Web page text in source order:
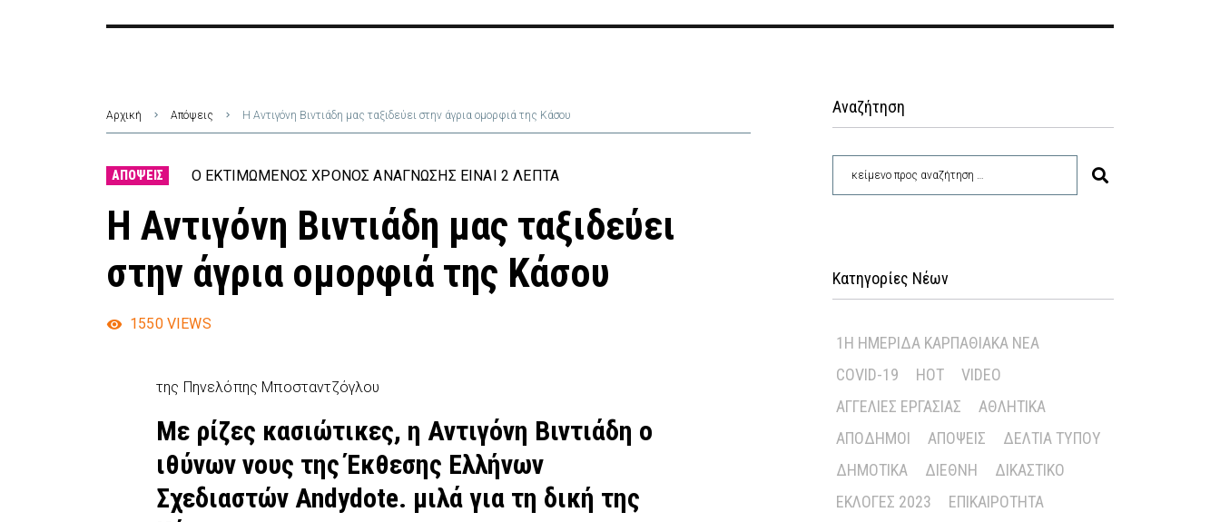
Αρχική Απόψεις Η Αντιγόνη Βιντιάδη μας ταξιδεύει στην άγρια ομορφιά της Κάσου
ΑΠΌΨΕΙΣ Ο ΕΚΤΙΜΏΜΕΝΟΣ ΧΡΌΝΟΣ ΑΝΆΓΝΩΣΗΣ ΕΊΝΑΙ 2 ΛΕΠΤΆ
Η Αντιγόνη Βιντιάδη μας ταξιδεύει
στην άγρια ομορφιά της Κάσου
1550 VIEWS
της Πηνελόπης Μποσταντζόγλου
Με ρίζες κασιώτικες, η Αντιγόνη Βιντιάδη ο
ιθύνων νους της Έκθεσης Ελλήνων
Σχεδιαστών Andydote. μιλά για τη δική της
Αναζήτηση
Κατηγορίες Νέων
1Η ΗΜΕΡΊΔΑ ΚΑΡΠΑΘΙΑΚΆ ΝΈΑ
COVID-19
HOT
VIDEO
ΑΓΓΕΛΊΕΣ ΕΡΓΑΣΊΑΣ
ΑΘΛΗΤΙΚΆ
ΑΠΌΔΗΜΟΙ
ΑΠΌΨΕΙΣ
ΔΕΛΤΊΑ ΤΎΠΟΥ
ΔΗΜΟΤΙΚΆ
ΔΙΕΘΝΉ
ΔΙΚΑΣΤΙΚΌ
ΕΚΛΟΓΈΣ 2023
ΕΠΙΚΑΙΡΌΤΗΤΑ